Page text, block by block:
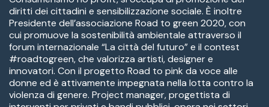
diritti dei cittadini e sensibilizzazione sociale. È inoltre
Presidente dell’associazione Road to green 2020, con
cui promuove la sostenibilità ambientale attraverso il
forum internazionale “La città del futuro” e il contest
#roadtogreen, che valorizza artisti, designer e
innovatori. Con il progetto Road to pink da voce alle
donne ed è attivamente impegnata nella lotta contro la
violenza di genere. Project manager, progettista di